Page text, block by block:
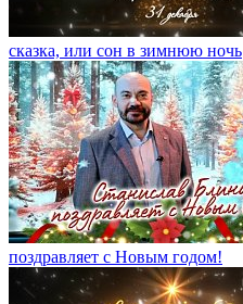
сказка, или сон в зимнюю ночь
поздравляет с Новым годом!